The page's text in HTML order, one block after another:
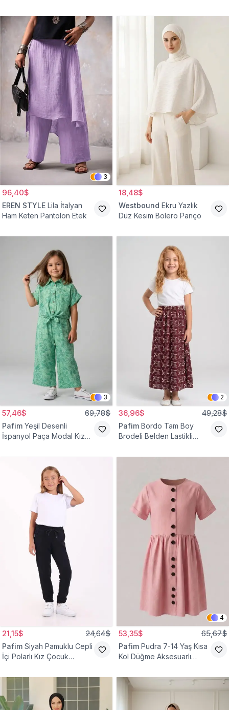
3
96,40$
EREN STYLE Lila İtalyan
Ham Keten Pantolon Etek
18,48$
Westbound Ekru Yazlık
Düz Kesim Bolero Panço
3
57,46$ 69,78$
Pafim Yeşil Desenli
İspanyol Paça Modal Kız
2
36,96$ 49,28$
Pafim Bordo Tam Boy
Brodeli Belden Lastikli
21,15$ 24,64$
Pafim Siyah Pamuklu Cepli
İçi Polarlı Kız Çocuk
4
53,35$ 65,67$
Pafim Pudra 7-14 Yaş Kısa
Kol Düğme Aksesuarlı